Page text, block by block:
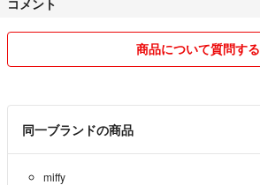
商品について質問する
同一ブランドの商品
miffy